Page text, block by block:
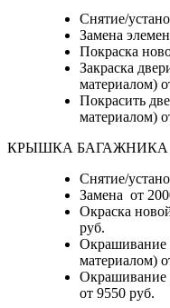
Снятие/
Замена
Покраска
Закраска
материалом)
Покрасить
материалом)
КРЫШКА БАГАЖНИКА
Снятие/
Замена от
Окраска
руб.
Окрашивание
материалом)
Окрашивание
от 9550 руб.